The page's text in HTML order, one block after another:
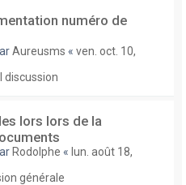
numéro de
Aureusms « ven. oct. 10,
discussion
lors lors de la
Rodolphe « lun. août 18,
générale